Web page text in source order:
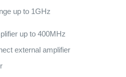
up to 1GHz
up to 400MHz
external amplifier